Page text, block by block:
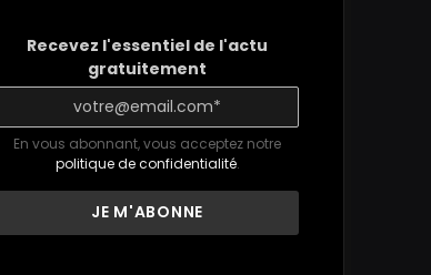
Recevez l'essentiel de l'actu
gratuitement
En vous abonnant, vous acceptez notre
politique de confidentialité.